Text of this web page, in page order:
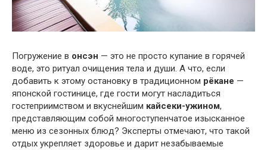
Погружение в онсэн — это не просто купание в горячей
воде, это ритуал очищения тела и души. А что, если
добавить к этому остановку в традиционном рёкане —
японской гостинице, где гости могут насладиться
гостеприимством и вкуснейшим кайсеки-ужином,
представляющим собой многоступенчатое изысканное
меню из сезонных блюд? Эксперты отмечают, что такой
отдых укрепляет здоровье и дарит незабываемые